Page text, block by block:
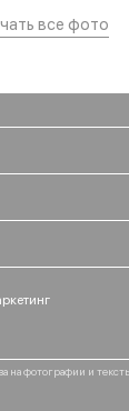
все фото
на фотографии и